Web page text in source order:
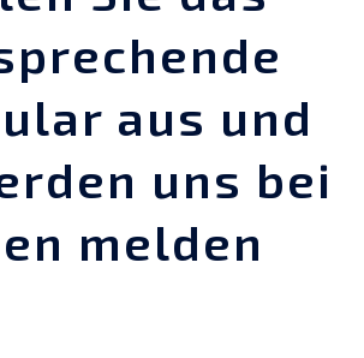
aus und
uns bei
melden